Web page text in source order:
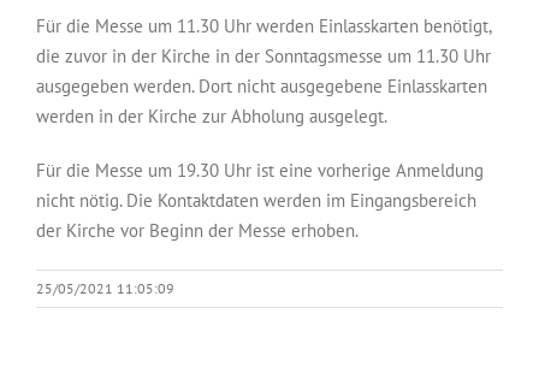
Für die Messe um 11.30 Uhr werden Einlasskarten benötigt,
die zuvor in der Kirche in der Sonntagsmesse um 11.30 Uhr
ausgegeben werden. Dort nicht ausgegebene Einlasskarten
werden in der Kirche zur Abholung ausgelegt.
Für die Messe um 19.30 Uhr ist eine vorherige Anmeldung
nicht nötig. Die Kontaktdaten werden im Eingangsbereich
der Kirche vor Beginn der Messe erhoben.
25/05/2021 11:05:09